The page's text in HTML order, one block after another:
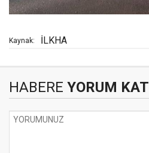
Kaynak: İLKHA
HABERE YORUM KAT